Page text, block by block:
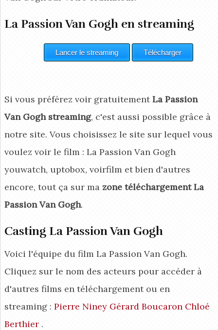
La Passion Van Gogh en streaming
Si vous préférez voir gratuitementLa Passion
Van Gogh streaming, c'est aussi possible grâce à
notre site. Vous choisissez le site sur lequel vous
voulez voir le film : La Passion Van Gogh
youwatch, uptobox, voirfilm et bien d'autres
encore, tout ça sur ma zone téléchargement La
Passion Van Gogh.
Casting La Passion Van Gogh
Voici l'équipe du film La Passion Van Gogh.
Cliquez sur le nom des acteurs pour accéder à
d'autres films en téléchargement ou en
streaming : Pierre Niney Gérard Boucaron Chloé
Berthier.